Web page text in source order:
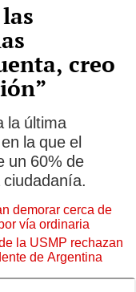
creo
la última
la que el
un 60% de
demorar cerca de
vía ordinaria
la USMP rechazan
de Argentina